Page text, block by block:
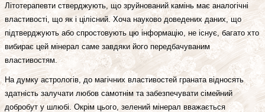
Літотерапевти стверджують, що зруйнований камінь має аналогічні
властивості, що як і цілісний. Хоча науково доведених даних, що
підтверджують або спростовують цю інформацію, не існує, багато хто
вибирає цей мінерал саме завдяки його передбачуваним
властивостям.
На думку астрологів, до магічних властивостей граната відносять
здатність залучати любов самотнім та забезпечувати сімейний
добробут у шлюбі. Окрім цього, зелений мінерал вважається